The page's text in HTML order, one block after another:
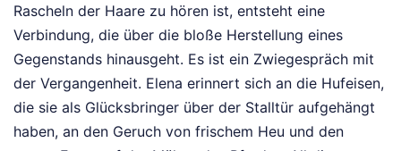
Rascheln der Haare zu hören ist, entsteht eine
Verbindung, die über die bloße Herstellung eines
Gegenstands hinausgeht. Es ist ein Zwiegespräch mit
der Vergangenheit. Elena erinnert sich an die Hufeisen,
die sie als Glücksbringer über der Stalltür aufgehängt
haben, an den Geruch von frischem Heu und den